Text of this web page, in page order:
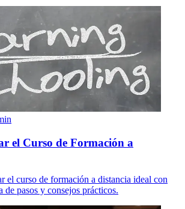
el Curso de Formación a
el curso de formación a distancia ideal con
de pasos y consejos prácticos.